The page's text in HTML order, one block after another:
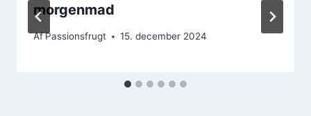
morgenmad
AfPassionsfrugt 15. december 2024